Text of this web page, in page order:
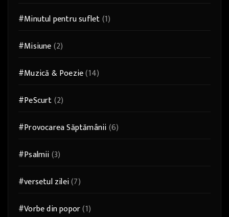
#Minutul pentru suflet(1)
#Misiune(2)
#Muzică & Poezie(14)
#PeScurt(2)
#Provocarea Săptămânii(6)
#Psalmii(3)
#versetul zilei(7)
#Vorbe din popor(1)